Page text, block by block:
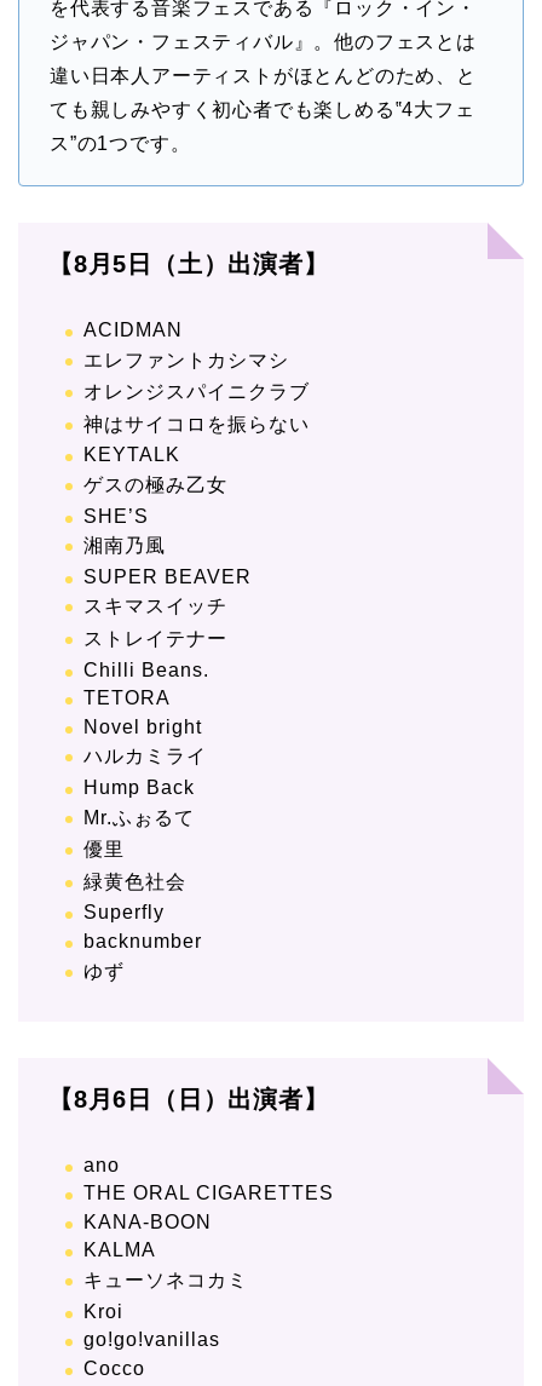
を代表する音楽フェスである『ロック・イン・
ジャパン・フェスティバル』。他のフェスとは
違い日本人アーティストがほとんどのため、と
ても親しみやすく初心者でも楽しめる‟4大フェ
ス”の1つです。
【8月5日（土）出演者】
ACIDMAN
エレファントカシマシ
オレンジスパイニクラブ
神はサイコロを振らない
KEYTALK
ゲスの極み乙女
SHE’S
湘南乃風
SUPER BEAVER
スキマスイッチ
ストレイテナー
Chilli Beans.
TETORA
Novel bright
ハルカミライ
Hump Back
Mr.ふぉるて
優里
緑黄色社会
Superfly
backnumber
ゆず
【8月6日（日）出演者】
ano
THE ORAL CIGARETTES
KANA-BOON
KALMA
キューソネコカミ
Kroi
go!go!vanillas
Cocco